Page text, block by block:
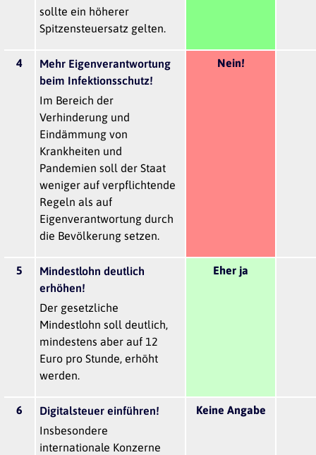
sollte ein höherer
Spitzensteuersatz gelten.
4
Mehr Eigenverantwortung
beim Infektionsschutz!
Im Bereich der
Verhinderung und
Eindämmung von
Krankheiten und
Pandemien soll der Staat
weniger auf verpflichtende
Regeln als auf
Eigenverantwortung durch
die Bevölkerung setzen.
Nein!
5
Mindestlohn deutlich
erhöhen!
Der gesetzliche
Mindestlohn soll deutlich,
mindestens aber auf 12
Euro pro Stunde, erhöht
werden.
Eher ja
6
Digitalsteuer einführen!
Insbesondere
internationale Konzerne
Keine Angabe